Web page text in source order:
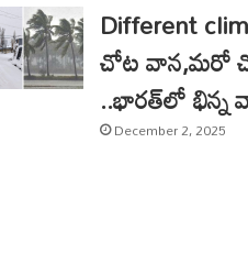
Different
చోట వాన,మరో
..భారత్‌లో భిన్న
December 2, 2025